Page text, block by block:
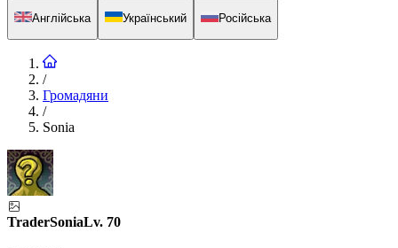
Англійська Український Російська
/
Громадяни
/
Sonia
TraderSoniaLv. 70